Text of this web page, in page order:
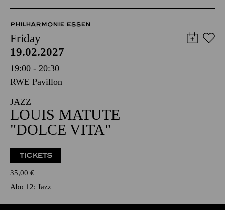
PHILHARMONIE ESSEN
Friday
19.02.2027
19:00 - 20:30
RWE Pavillon
JAZZ
LOUIS MATUTE
"DOLCE VITA"
TICKETS
35,00 €
Abo 12: Jazz